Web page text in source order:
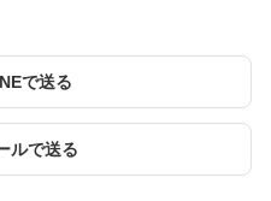
で送る
ルで送る